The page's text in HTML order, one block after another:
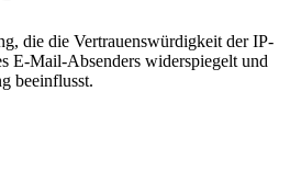
die die Vertrauenswürdigkeit der IP-
E-Mail-Absenders widerspiegelt und
beeinflusst.